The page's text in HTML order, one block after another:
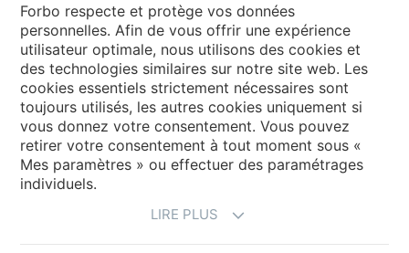
Sélectionnez un pays
Sélectionnez votre pays
Forbo respecte et protège vos données
personnelles. Afin de vous offrir une expérience
utilisateur optimale, nous utilisons des cookies et
des technologies similaires sur notre site web. Les
cookies essentiels strictement nécessaires sont
toujours utilisés, les autres cookies uniquement si
vous donnez votre consentement. Vous pouvez
retirer votre consentement à tout moment sous «
Mes paramètres » ou effectuer des paramétrages
individuels.
LIRE PLUS